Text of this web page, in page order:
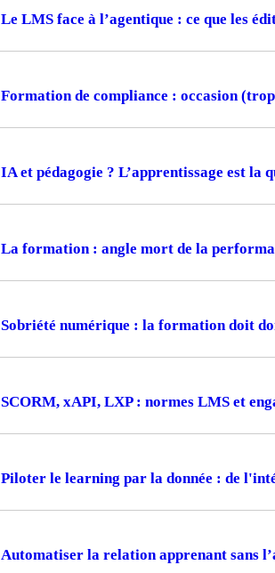
Le LMS face à l’agentique : ce que les
Formation de compliance : occasion
IA et pédagogie ? L’apprentissage est la
La formation : angle mort de la
Sobriété numérique : la formation doit
SCORM, xAPI, LXP : normes LMS et
Piloter le learning par la donnée : de
Automatiser la relation apprenant sans